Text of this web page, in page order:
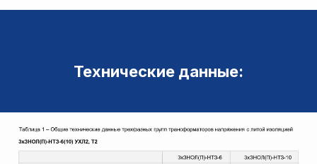
Технические данные: